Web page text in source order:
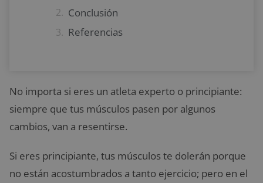
Conclusión
Referencias
No importa si eres un atleta experto o principiante:
siempre que tus músculos pasen por algunos
cambios, van a resentirse.
Si eres principiante, tus músculos te dolerán porque
no están acostumbrados a tanto ejercicio; pero en el